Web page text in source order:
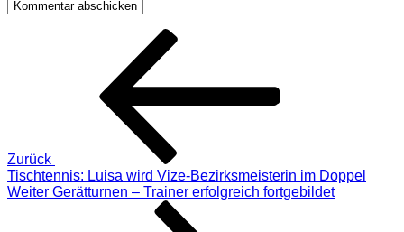
Beitragsnavigation
Zurück
Tischtennis: Luisa wird Vize-Bezirksmeisterin im Doppel
Nächster
Weiter Gerätturnen – Trainer erfolgreich fortgebildet